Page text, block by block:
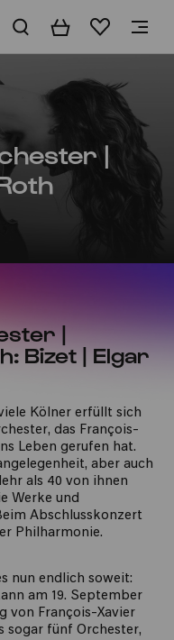
BasketWishlist
|
|
Bizet | Elgar
Kölner erfüllt sich
das François-
Leben gerufen hat.
aber auch
als 40 von ihnen
Werke und
Abschlusskonzert
Philharmonie.
nun endlich soweit:
am 19. September
von François-Xavier
sogar fünf Orchester,